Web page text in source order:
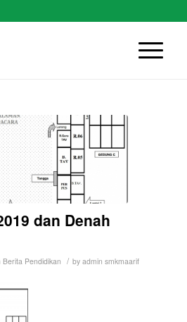
dan Denah
Berita Pendidikan / by admin smkmaarif